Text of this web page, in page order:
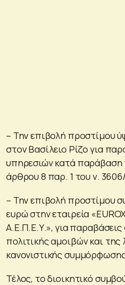
– Την επιβολή προστίμου
στον Βασίλειο Ρίζο για
υπηρεσιών κατά παράβαση
άρθρου 8 παρ. 1 του ν.
– Την επιβολή προστίμου
ευρώ στην εταιρεία
Α.Ε.Π.Ε.Υ.», για παραβάσεις
πολιτικής αμοιβών και της
κανονιστικής
Τέλος, το διοικητικό